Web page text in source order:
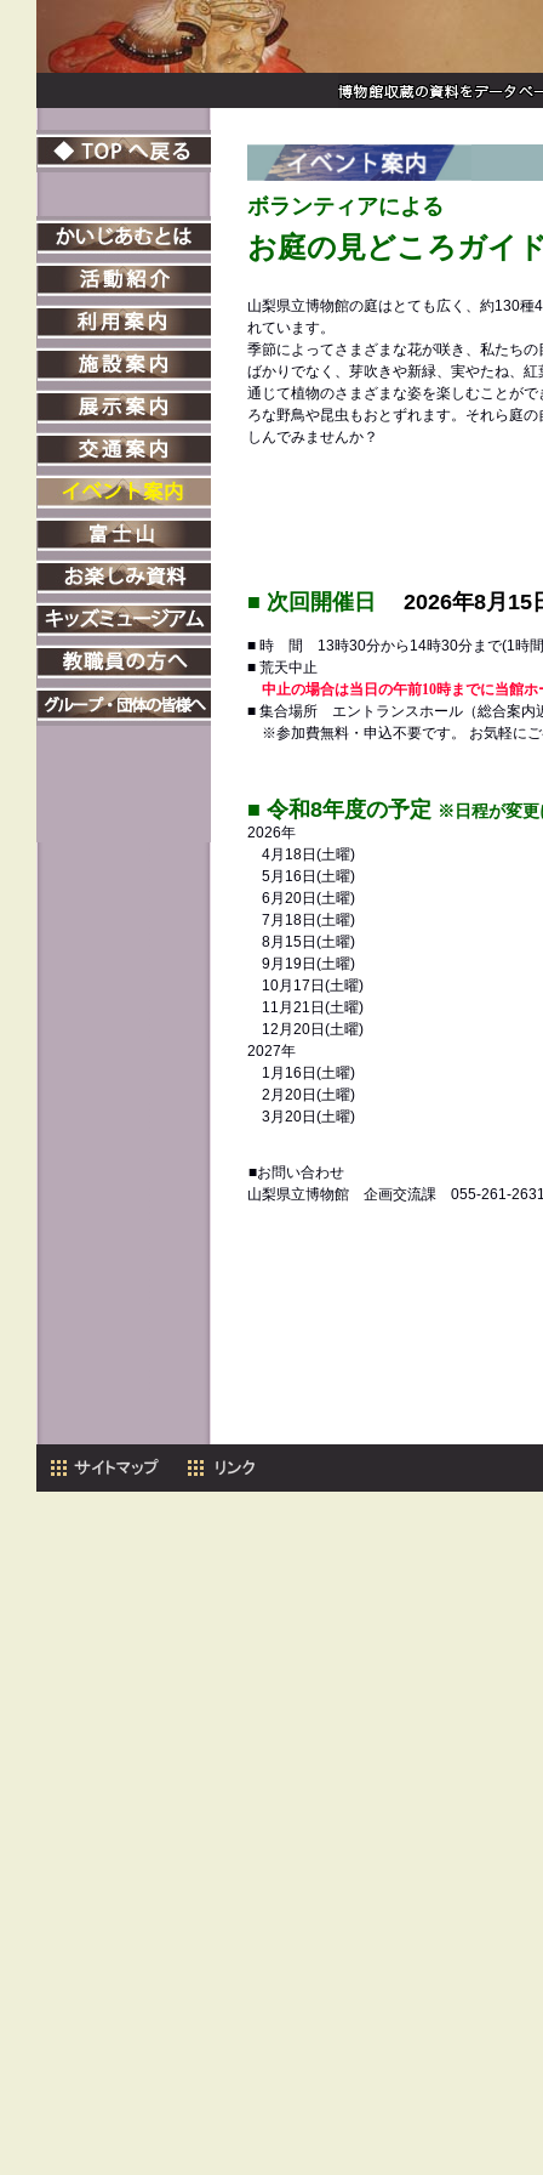
ボランティアによる
お庭の見どころガイ
山梨県立博物館の庭はとても広く、約130種
れています。
季節によってさまざまな花が咲き、私たち
ばかりでなく、芽吹きや新緑、実やたね、
通じて植物のさまざまな姿を楽しむことが
ろな野鳥や昆虫もおとずれます。それら庭
しんでみませんか？
■ 次回 開催日 2026年8月15
■ 時 間 13時30分から14時30分まで(1時
■ 荒天中止
中止の場合は当日の午前10時までに当館ホ
■ 集合場所 エントランスホール（総合案内
※参加費無料・申込不要です。 お気軽に
■ 令和8年度の予定 ※日程が変更
2026年
4月18日(土曜)
5月16日 (土曜)
6月20日 (土曜)
7月18日 (土曜)
8月15日 (土曜)
9月19日 (土曜)
10月17日(土曜)
11月21日 (土曜)
12月20日 (土曜)
2027年
1月16日 (土曜)
2月20日 (土曜)
3月20日 (土曜)
■お問い合わせ
山梨県立博物館 企画交流課 055-261-